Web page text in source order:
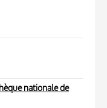
nationale de